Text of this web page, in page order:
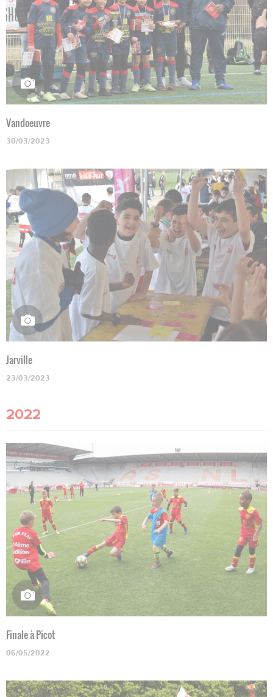
Vandoeuvre
30/03/2023
Jarville
23/03/2023
2022
Finale à Picot
06/05/2022